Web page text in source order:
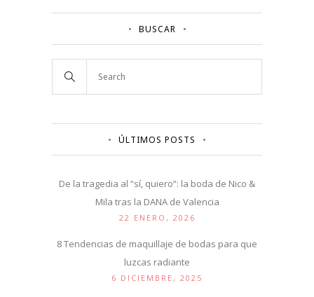
BUSCAR
ÚLTIMOS POSTS
De la tragedia al “sí, quiero”: la boda de Nico &
Mila tras la DANA de Valencia
22 ENERO, 2026
8 Tendencias de maquillaje de bodas para que
luzcas radiante
6 DICIEMBRE, 2025